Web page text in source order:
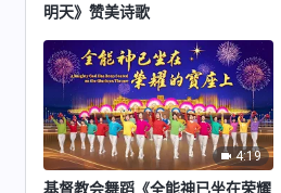
明天》赞美诗歌
4:19
基督教会舞蹈《全能神已坐在荣耀